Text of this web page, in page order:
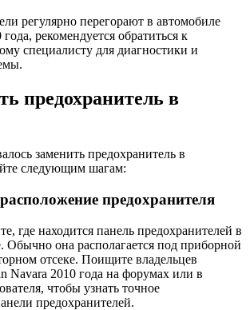
регулярно перегорают в автомобиле
рекомендуется обратиться к
специалисту для диагностики и
предохранитель в
заменить предохранитель в
следующим шагам:
предохранителя
где находится панель предохранителей в
Обычно она располагается под приборной
отсеке. Поищите владельцев
Navara 2010 года на форумах или в
чтобы узнать точное
предохранителей.